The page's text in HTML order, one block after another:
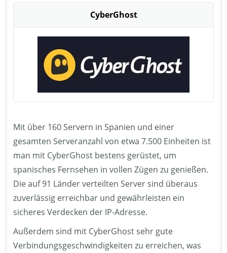
CyberGhost
Mit über 160 Servern in Spanien und einer
gesamten Serveranzahl von etwa 7.500 Einheiten ist
man mit CyberGhost bestens gerüstet, um
spanisches Fernsehen in vollen Zügen zu genießen.
Die auf 91 Länder verteilten Server sind überaus
zuverlässig erreichbar und gewährleisten ein
sicheres Verdecken der IP-Adresse.
Außerdem sind mit CyberGhost sehr gute
Verbindungsgeschwindigkeiten zu erreichen, was